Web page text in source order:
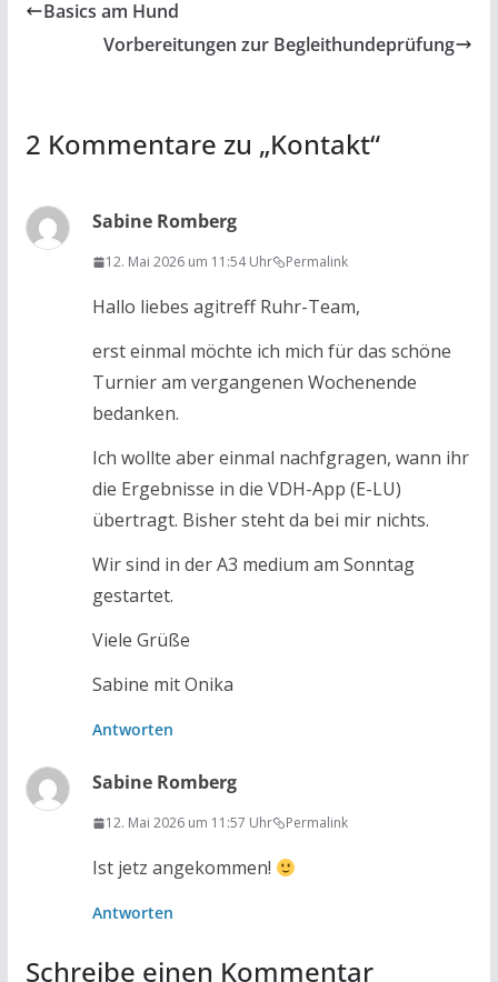
Basics am Hund
Vorbereitungen zur Begleithundeprüfung
2 Kommentare zu „Kontakt“
Sabine Romberg
12. Mai 2026 um 11:54 Uhr Permalink
Hallo liebes agitreff Ruhr-Team,
erst einmal möchte ich mich für das schöne
Turnier am vergangenen Wochenende
bedanken.
Ich wollte aber einmal nachfgragen, wann ihr
die Ergebnisse in die VDH-App (E-LU)
übertragt. Bisher steht da bei mir nichts.
Wir sind in der A3 medium am Sonntag
gestartet.
Viele Grüße
Sabine mit Onika
Antworten
Sabine Romberg
12. Mai 2026 um 11:57 Uhr Permalink
Ist jetz angekommen!
Antworten
Schreibe einen Kommentar